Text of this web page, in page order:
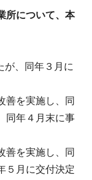
について、本
が、同年３月に
善を実施し、同
同年４月末に事
善を実施し、同
５月に交付決定